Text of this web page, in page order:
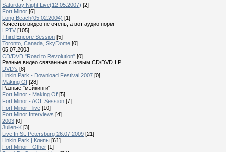
Saturday Night Live(12.05.2007) [2]
Fort Minor [6]
Long Beach(05.02.2004) [1]
Качество видео не очень, а вот аудио норм
LPTV [105]
Third Encore Session [5]
Toronto, Canada, SkyDome [0]
05.07.2003
CD/DVD "Road to Revolution" [0]
Разные видео связанные с новым CD/DVD LP
DVD's [8]
Linkin Park - Download Festival 2007 [0]
Making Of [28]
Разные "мэйкинги"
Fort Minor - Making Of [5]
Fort Minor - AOL Session [7]
Fort Minor - live [10]
Fort Minor Interviews [4]
2003 [0]
Julien-K [3]
Live In St. Petersburg 26.07.2009 [21]
Linkin Park | Клипы [61]
Fort Minor - Other [1]